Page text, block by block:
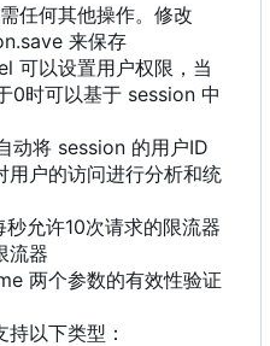
任何其他操作。修改
来保存
可以设置用户权限，当
0时可以基于 session 中
动将 session 的用户ID
用户的访问进行分析和统
允许10次请求的限流器
流器
两个参数的有效性验证
以下类型：